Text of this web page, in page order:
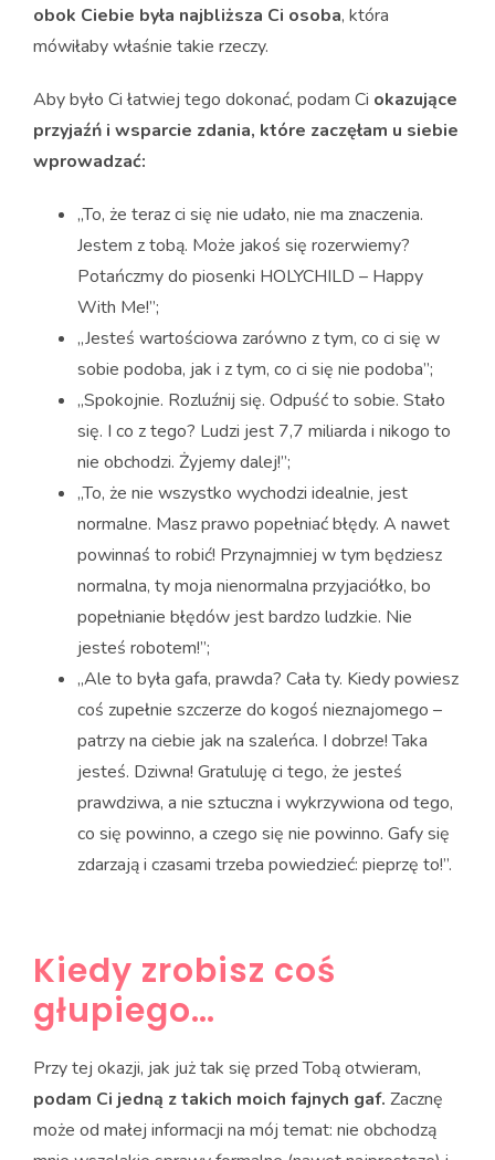
obok Ciebie była najbliższa Ci osoba, która
mówiłaby właśnie takie rzeczy.
Aby było Ci łatwiej tego dokonać, podam Ci okazujące
przyjaźń i wsparcie zdania, które zaczęłam u siebie
wprowadzać:
„To, że teraz ci się nie udało, nie ma znaczenia.
Jestem z tobą. Może jakoś się rozerwiemy?
Potańczmy do piosenki HOLYCHILD – Happy
With Me!”;
„Jesteś wartościowa zarówno z tym, co ci się w
sobie podoba, jak i z tym, co ci się nie podoba”;
„Spokojnie. Rozluźnij się. Odpuść to sobie. Stało
się. I co z tego? Ludzi jest 7,7 miliarda i nikogo to
nie obchodzi. Żyjemy dalej!”;
„To, że nie wszystko wychodzi idealnie, jest
normalne. Masz prawo popełniać błędy. A nawet
powinnaś to robić! Przynajmniej w tym będziesz
normalna, ty moja nienormalna przyjaciółko, bo
popełnianie błędów jest bardzo ludzkie. Nie
jesteś robotem!”;
„Ale to była gafa, prawda? Cała ty. Kiedy powiesz
coś zupełnie szczerze do kogoś nieznajomego –
patrzy na ciebie jak na szaleńca. I dobrze! Taka
jesteś. Dziwna! Gratuluję ci tego, że jesteś
prawdziwa, a nie sztuczna i wykrzywiona od tego,
co się powinno, a czego się nie powinno. Gafy się
zdarzają i czasami trzeba powiedzieć: pieprzę to!”.
Kiedy zrobisz coś
głupiego…
Przy tej okazji, jak już tak się przed Tobą otwieram,
podam Ci jedną z takich moich fajnych gaf. Zacznę
może od małej informacji na mój temat: nie obchodzą